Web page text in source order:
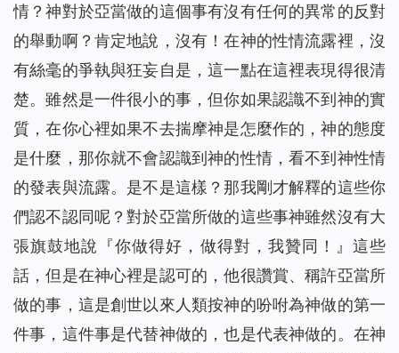
情？神對於亞當做的這個事有沒有任何的異常的反對
的舉動啊？肯定地說，沒有！在神的性情流露裡，沒
有絲毫的爭執與狂妄自是，這一點在這裡表現得很清
楚。雖然是一件很小的事，但你如果認識不到神的實
質，在你心裡如果不去揣摩神是怎麼作的，神的態度
是什麼，那你就不會認識到神的性情，看不到神性情
的發表與流露。是不是這樣？那我剛才解釋的這些你
們認不認同呢？對於亞當所做的這些事神雖然沒有大
張旗鼓地說『你做得好，做得對，我贊同！』這些
話，但是在神心裡是認可的，他很讚賞、稱許亞當所
做的事，這是創世以來人類按神的吩咐為神做的第一
件事，這件事是代替神做的，也是代表神做的。在神